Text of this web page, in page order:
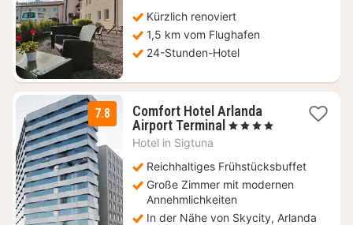
Kürzlich renoviert
1,5 km vom Flughafen
24-Stunden-Hotel
7.8
Comfort Hotel Arlanda
Airport Terminal 1
118,05
€
, 4 Sterne
Hotel in Sigtuna
Reichhaltiges Frühstücksbuffet
Große Zimmer mit modernen
Annehmlichkeiten
In der Nähe von Skycity, Arlanda